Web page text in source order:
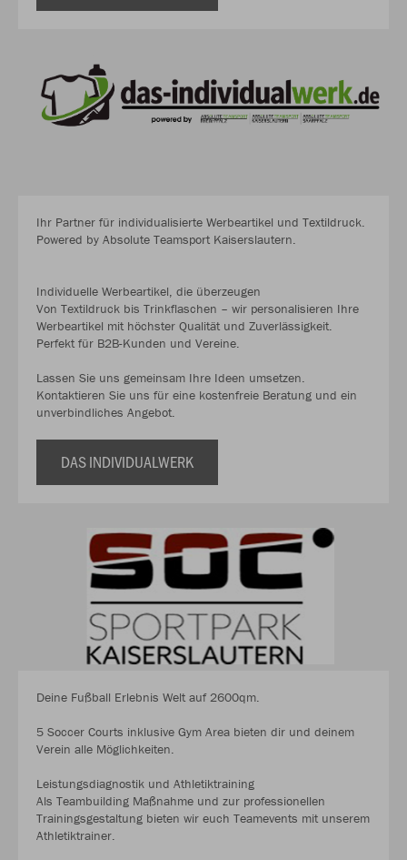
Ihr Partner für individualisierte Werbeartikel und Textildruck.
Powered by Absolute Teamsport Kaiserslautern.
Individuelle Werbeartikel, die überzeugen
Von Textildruck bis Trinkflaschen – wir personalisieren Ihre
Werbeartikel mit höchster Qualität und Zuverlässigkeit.
Perfekt für B2B-Kunden und Vereine.
Lassen Sie uns gemeinsam Ihre Ideen umsetzen.
Kontaktieren Sie uns für eine kostenfreie Beratung und ein
unverbindliches Angebot.
DAS INDIVIDUALWERK
Deine Fußball Erlebnis Welt auf 2600qm.
5 Soccer Courts inklusive Gym Area bieten dir und deinem
Verein alle Möglichkeiten.
Leistungsdiagnostik und Athletiktraining
Als Teambuilding Maßnahme und zur professionellen
Trainingsgestaltung bieten wir euch Teamevents mit unserem
Athletiktrainer.